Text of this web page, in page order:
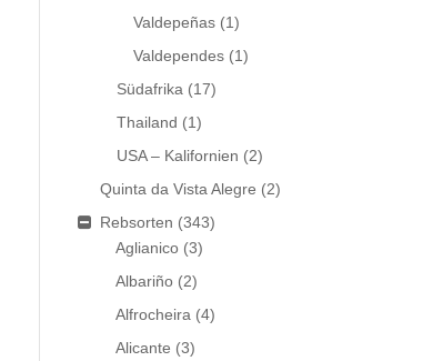
Valdepeñas (1)
Valdependes (1)
Südafrika (17)
Thailand (1)
USA – Kalifornien (2)
Quinta da Vista Alegre (2)
Rebsorten (343)
Aglianico (3)
Albariño (2)
Alfrocheira (4)
Alicante (3)